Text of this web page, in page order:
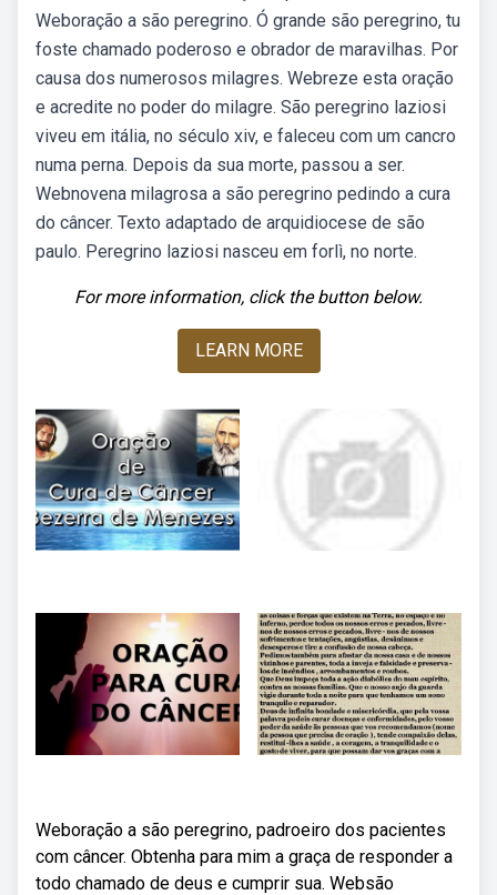
Weboração a são peregrino. Ó grande são peregrino, tu
foste chamado poderoso e obrador de maravilhas. Por
causa dos numerosos milagres. Webreze esta oração
e acredite no poder do milagre. São peregrino laziosi
viveu em itália, no século xiv, e faleceu com um cancro
numa perna. Depois da sua morte, passou a ser.
Webnovena milagrosa a são peregrino pedindo a cura
do câncer. Texto adaptado de arquidiocese de são
paulo. Peregrino laziosi nasceu em forlì, no norte.
For more information, click the button below.
LEARN MORE
Weboração a são peregrino, padroeiro dos pacientes
com câncer. Obtenha para mim a graça de responder a
todo chamado de deus e cumprir sua. Websão